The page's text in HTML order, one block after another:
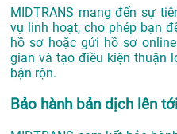
MIDTRANS mang đến sự
vụ linh hoạt, cho phép bạn
hồ sơ hoặc gửi hồ sơ
gian và tạo điều kiện thuận
bận rộn.
Bảo hành bản dịch lên